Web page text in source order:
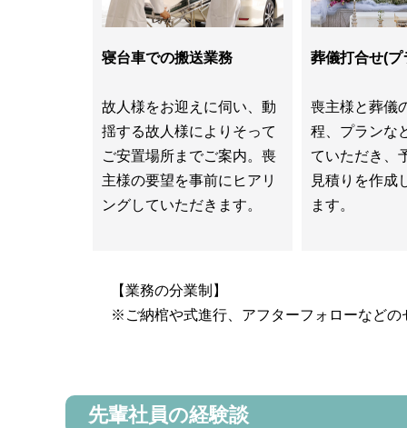
寝台車での搬送業務
故人様をお迎えに伺い、動
揺する故人様によりそって
ご安置場所までご案内。喪
主様の要望を事前にヒアリ
ングしていただきます。
葬儀打合せ(プ
喪主様と葬儀
程、プランな
ていただき、
見積りを作成
ます。
【業務の分業制】
※ご納棺や式進行、アフターフォローなど
先輩社員の経験談